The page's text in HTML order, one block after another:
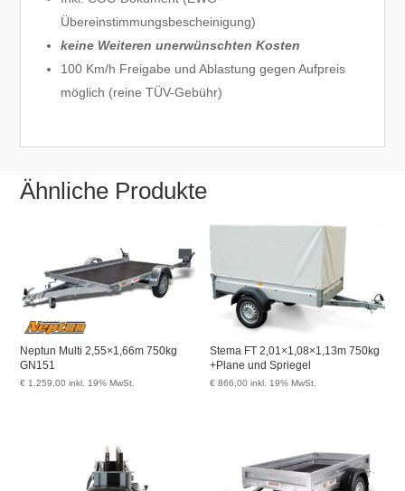
Übereinstimmungsbescheinigung)
keine Weiteren unerwünschten Kosten
100 Km/h Freigabe und Ablastung gegen Aufpreis
möglich (reine TÜV-Gebühr)
Ähnliche Produkte
Neptun Multi 2,55×1,66m 750kg
GN151
€ 1.259,00 inkl. 19% MwSt.
Stema FT 2,01×1,08×1,13m 750kg
+Plane und Spriegel
€ 866,00 inkl. 19% MwSt.